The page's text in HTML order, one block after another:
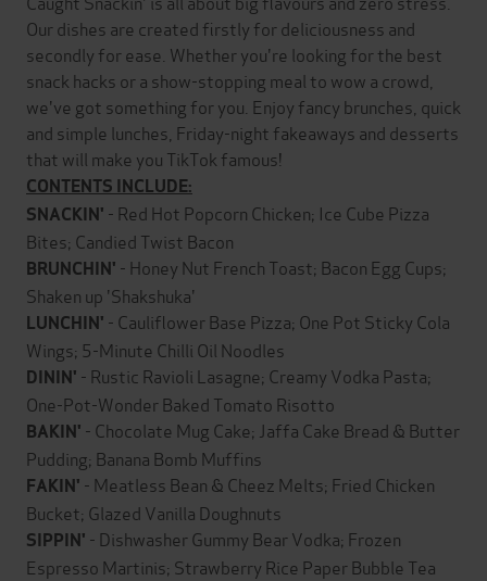
Our dishes are created firstly for deliciousness and
secondly for ease. Whether you're looking for the best
snack hacks or a show-stopping meal to wow a crowd,
we've got something for you. Enjoy fancy brunches, quick
and simple lunches, Friday-night fakeaways and desserts
that will make you TikTok famous!
CONTENTS INCLUDE:
SNACKIN' - Red Hot Popcorn Chicken; Ice Cube Pizza
Bites; Candied Twist Bacon
BRUNCHIN' - Honey Nut French Toast; Bacon Egg Cups;
Shaken up 'Shakshuka'
LUNCHIN' - Cauliflower Base Pizza; One Pot Sticky Cola
Wings; 5-Minute Chilli Oil Noodles
DININ' - Rustic Ravioli Lasagne; Creamy Vodka Pasta;
One-Pot-Wonder Baked Tomato Risotto
BAKIN' - Chocolate Mug Cake; Jaffa Cake Bread & Butter
Pudding; Banana Bomb Muffins
FAKIN' - Meatless Bean & Cheez Melts; Fried Chicken
Bucket; Glazed Vanilla Doughnuts
SIPPIN' - Dishwasher Gummy Bear Vodka; Frozen
Espresso Martinis; Strawberry Rice Paper Bubble Tea